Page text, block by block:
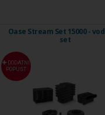
Oase Stream Set 15000 -
set
DODATNI
POPUST